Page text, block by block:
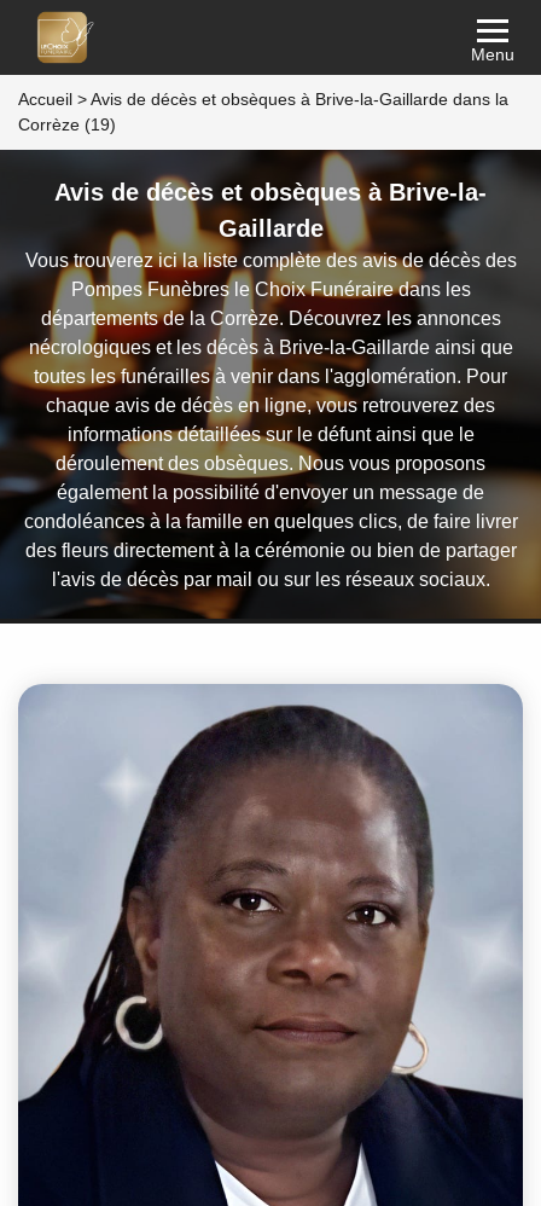
Menu
Accueil >Avis de décès et obsèques à Brive-la-Gaillarde dans la
Corrèze (19)
Avis de décès et obsèques à Brive-la-
Gaillarde
Vous trouverez ici la liste complète des avis de décès des
Pompes Funèbres le Choix Funéraire dans les
départements de la Corrèze. Découvrez les annonces
nécrologiques et les décès à Brive-la-Gaillarde ainsi que
toutes les funérailles à venir dans l'agglomération. Pour
chaque avis de décès en ligne, vous retrouverez des
informations détaillées sur le défunt ainsi que le
déroulement des obsèques. Nous vous proposons
également la possibilité d'envoyer un message de
condoléances à la famille en quelques clics, de faire livrer
des fleurs directement à la cérémonie ou bien de partager
l'avis de décès par mail ou sur les réseaux sociaux.